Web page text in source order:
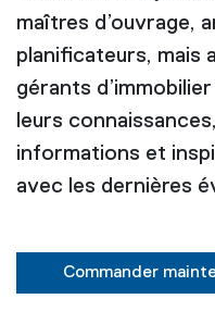
maîtres d’ouvrage,
planificateurs, mais
gérants
leurs
informations et
avec les dernières
Commander